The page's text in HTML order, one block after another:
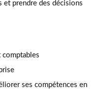
et prendre des décisions
comptables
ses compétences en